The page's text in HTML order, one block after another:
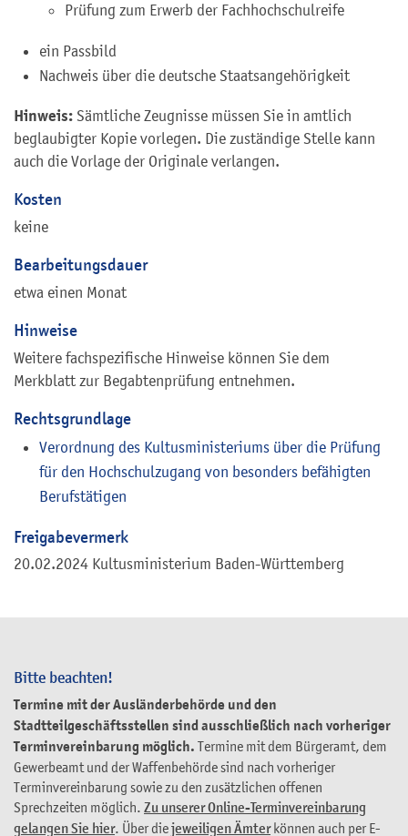
Bitte beachten!
Termine mit der Ausländerbehörde und den
Stadtteilgeschäftsstellen sind ausschließlich nach vorheriger
Terminvereinbarung möglich. Termine mit dem Bürgeramt, dem
Gewerbeamt und der Waffenbehörde sind nach vorheriger
Terminvereinbarung sowie zu den zusätzlichen offenen
Sprechzeiten möglich. Zu unserer Online-Terminvereinbarung
gelangen Sie hier. Über diejeweiligen Ämterkönnen auch per E-
Prüfung zum Erwerb der Fachhochschulreife
ein Passbild
Nachweis über die deutsche Staatsangehörigkeit
Hinweis: Sämtliche Zeugnisse müssen Sie in amtlich
beglaubigter Kopie vorlegen. Die zuständige Stelle kann
auch die Vorlage der Originale verlangen.
Kosten
keine
Bearbeitungsdauer
etwa einen Monat
Hinweise
Weitere fachspezifische Hinweise können Sie dem
Merkblatt zur Begabtenprüfung entnehmen.
Rechtsgrundlage
Verordnung des Kultusministeriums über die Prüfung
für den Hochschulzugang von besonders befähigten
Berufstätigen
Freigabevermerk
20.02.2024 Kultusministerium Baden-Württemberg